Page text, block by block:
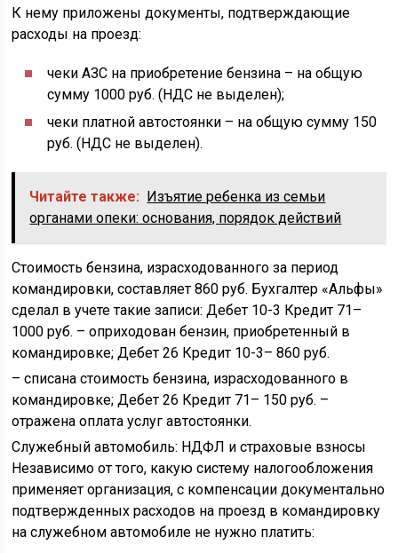
К нему приложены документы, подтверждающие
расходы на проезд:
чеки АЗС на приобретение бензина – на общую
сумму 1000 руб. (НДС не выделен);
чеки платной автостоянки – на общую сумму 150
руб. (НДС не выделен).
Читайте также: Изъятие ребенка из семьи
органами опеки: основания, порядок действий
Стоимость бензина, израсходованного за период
командировки, составляет 860 руб. Бухгалтер «Альфы»
сделал в учете такие записи: Дебет 10-3 Кредит 71–
1000 руб. – оприходован бензин, приобретенный в
командировке; Дебет 26 Кредит 10-3– 860 руб.
– списана стоимость бензина, израсходованного в
командировке; Дебет 26 Кредит 71– 150 руб. –
отражена оплата услуг автостоянки.
Служебный автомобиль: НДФЛ и страховые взносы
Независимо от того, какую систему налогообложения
применяет организация, с компенсации документально
подтвержденных расходов на проезд в командировку
на служебном автомобиле не нужно платить: